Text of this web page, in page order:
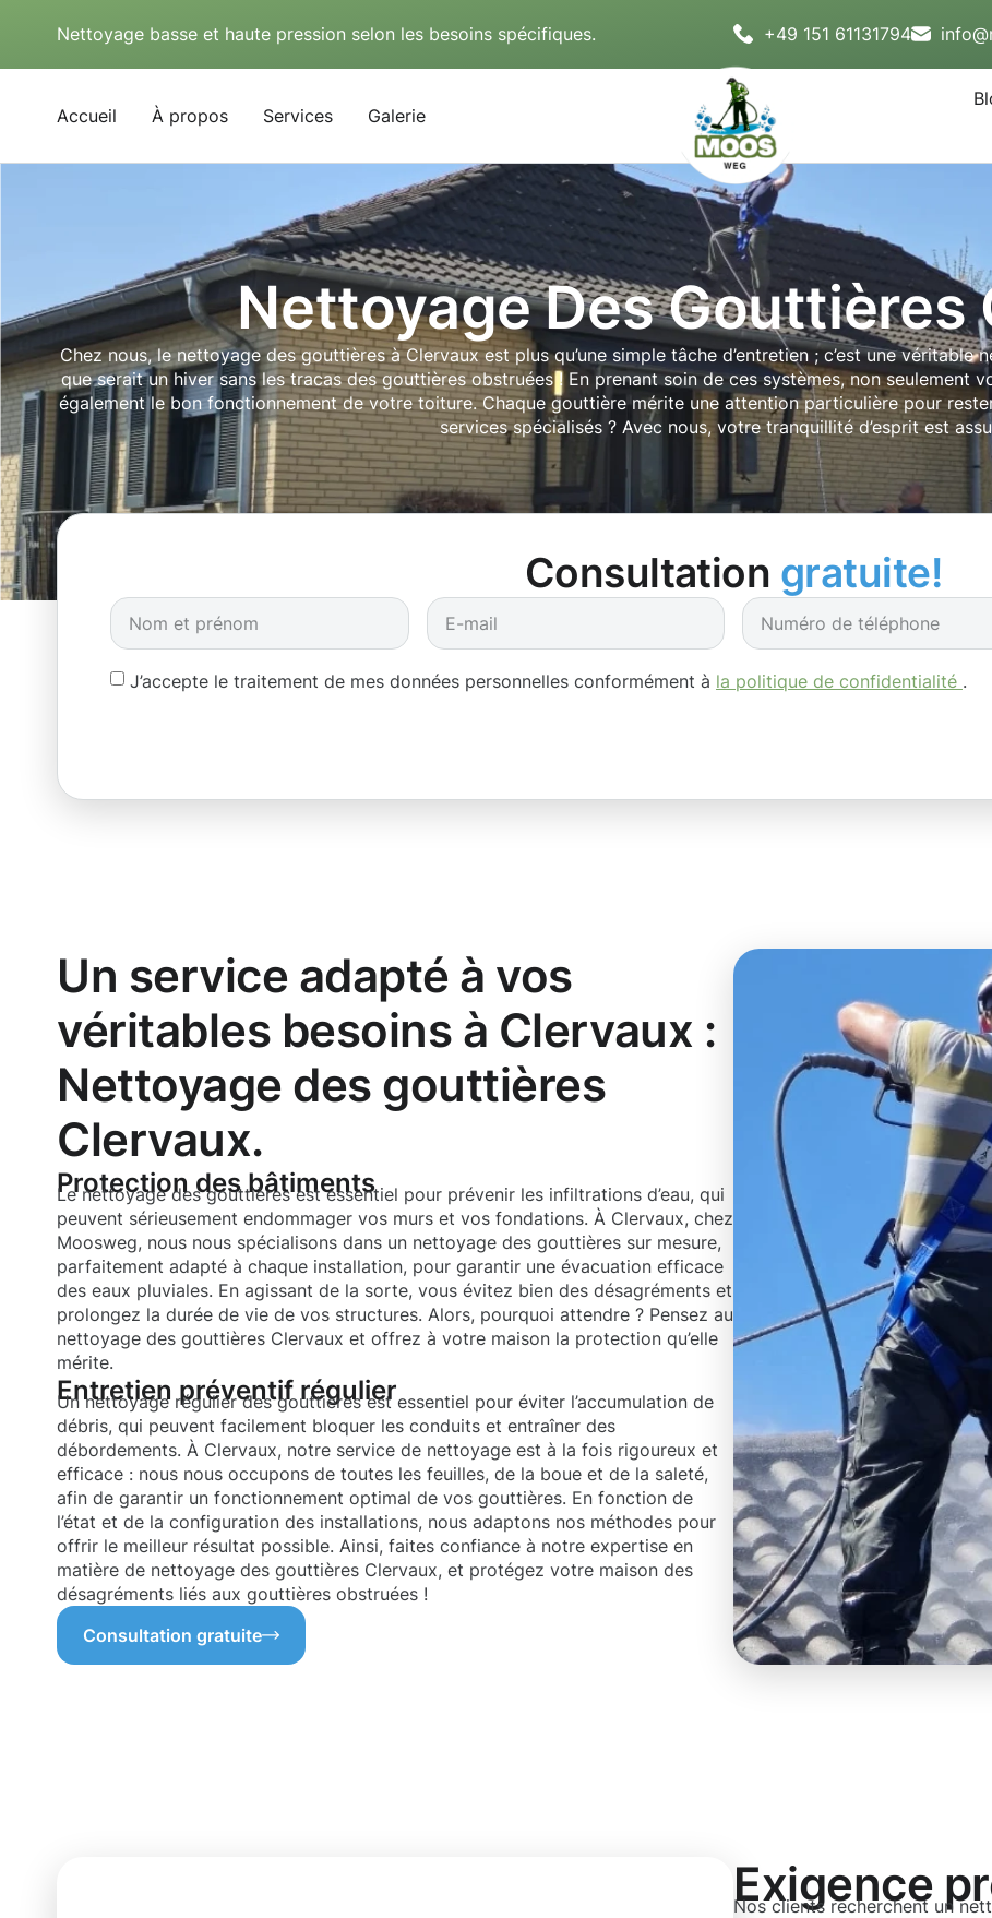
Nettoyage basse et haute pression selon les besoins spécifiques. +49 151 61131794
Accueil À propos Services Galerie
Nettoyage Des Gouttières
Chez nous, le nettoyage des gouttières à Clervaux est plus qu’une simple tâche d’entretien ; c’est une
que serait un hiver sans les tracas des gouttières obstruées ! En prenant soin de ces systèmes, non seulement
également le bon fonctionnement de votre toiture. Chaque gouttière mérite une attention particulière pour
services spécialisés ? Avec nous, votre tranquillité d’esprit est
Consultation gratuite!
J’accepte le traitement de mes données personnelles conformément à la politique de confidentialité .
Un service adapté à vos
véritables besoins à Clervaux :
Nettoyage des gouttières
Clervaux.
Protection des bâtiments
Le nettoyage des gouttières est essentiel pour prévenir les infiltrations d’eau, qui
peuvent sérieusement endommager vos murs et vos fondations. À Clervaux, chez
Moosweg, nous nous spécialisons dans un nettoyage des gouttières sur mesure,
parfaitement adapté à chaque installation, pour garantir une évacuation efficace
des eaux pluviales. En agissant de la sorte, vous évitez bien des désagréments et
prolongez la durée de vie de vos structures. Alors, pourquoi attendre ? Pensez au
nettoyage des gouttières Clervaux et offrez à votre maison la protection qu’elle
mérite.
Entretien préventif régulier
Un nettoyage régulier des gouttières est essentiel pour éviter l’accumulation de
débris, qui peuvent facilement bloquer les conduits et entraîner des
débordements. À Clervaux, notre service de nettoyage est à la fois rigoureux et
efficace : nous nous occupons de toutes les feuilles, de la boue et de la saleté,
afin de garantir un fonctionnement optimal de vos gouttières. En fonction de
l’état et de la configuration des installations, nous adaptons nos méthodes pour
offrir le meilleur résultat possible. Ainsi, faites confiance à notre expertise en
matière de nettoyage des gouttières Clervaux, et protégez votre maison des
désagréments liés aux gouttières obstruées !
Consultation gratuite
Exigence
Nos clients recherchent un